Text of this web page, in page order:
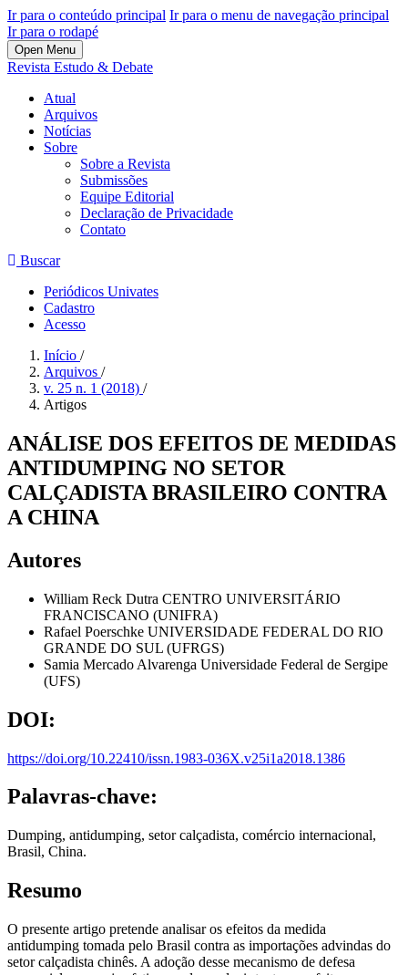
Ir para o conteúdo principal Ir para o menu de navegação principal
Ir para o rodapé
Open Menu
Revista Estudo & Debate
Atual
Arquivos
Notícias
Sobre
Sobre a Revista
Submissões
Equipe Editorial
Declaração de Privacidade
Contato
Buscar
Periódicos Univates
Cadastro
Acesso
Início /
Arquivos /
v. 25 n. 1 (2018) /
Artigos
ANÁLISE DOS EFEITOS DE MEDIDAS
ANTIDUMPING NO SETOR
CALÇADISTA BRASILEIRO CONTRA
A CHINA
Autores
William Reck Dutra CENTRO UNIVERSITÁRIO
FRANCISCANO (UNIFRA)
Rafael Poerschke UNIVERSIDADE FEDERAL DO RIO
GRANDE DO SUL (UFRGS)
Samia Mercado Alvarenga Universidade Federal de Sergipe
(UFS)
DOI:
https://doi.org/10.22410/issn.1983-036X.v25i1a2018.1386
Palavras-chave:
Dumping, antidumping, setor calçadista, comércio internacional,
Brasil, China.
Resumo
O presente artigo pretende analisar os efeitos da medida
antidumping tomada pelo Brasil contra as importações advindas do
setor calçadista chinês. A adoção desse mecanismo de defesa